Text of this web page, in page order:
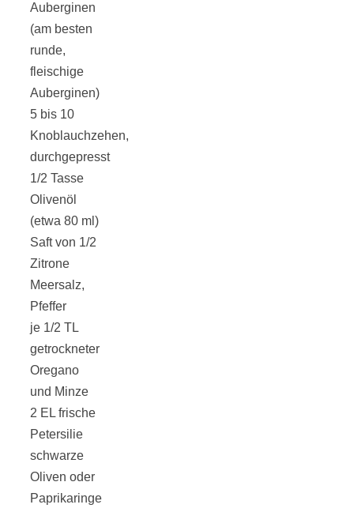
Auberginen
(am besten
runde,
fleischige
Auberginen)
5 bis 10
Knoblauchzehen,
durchgepresst
1/2 Tasse
Olivenöl
(etwa 80 ml)
Saft von 1/2
Zitrone
Meersalz,
Pfeffer
je 1/2 TL
getrockneter
Oregano
und Minze
2 EL frische
Petersilie
schwarze
Oliven oder
Paprikaringe